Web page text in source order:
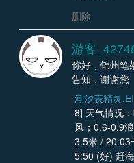
删除
游客
你好，锦州笔
告知，谢谢您
潮汐表精灵.EI
8] 天气情况
风；0.6-0.9
3.5米 / 20:03
5:50 (好) 赶